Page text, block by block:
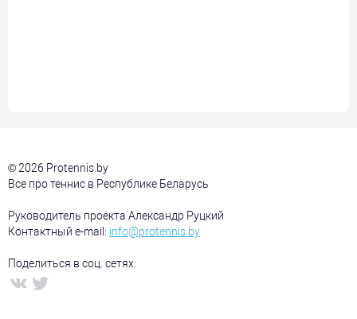
© 2026 Protennis.by
Все про теннис в Республике Беларусь
Руководитель проекта Александр Руцкий
Контактный e-mail: info@protennis.by
Поделиться в соц. сетях: